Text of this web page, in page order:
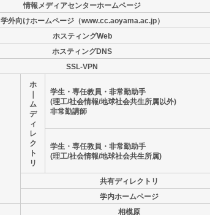
情報メディアセンターホームページ
学外向けホームページ（www.cc.aoyama.ac.jp）
ホスティングWeb
ホスティングDNS
SSL-VPN
ホ
ム
デ
ィ
レ
ク
ト
リ
学生・専任教員・非常勤助手
(理工/社会情報/地球社会共生所属以外)
非常勤講師
学生・専任教員・非常勤助手
(理工/社会情報/地球社会共生所属)
共有ディレクトリ
学内ホームページ
相模原